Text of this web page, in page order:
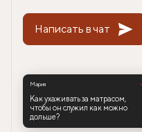
Написать в чат
Мария
Как ухаживать за матрасом,
чтобы он служил как можно
дольше?